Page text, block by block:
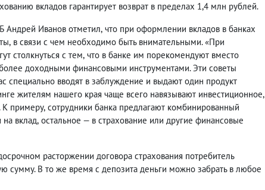
вкладов гарантирует возврат в пределах 1,4 млн рублей.
Андрей Иванов отметил, что при оформлении вкладов в банках
, в связи с чем необходимо быть внимательными. «При
столкнуться с тем, что в банке им порекомендуют вместо
доходными финансовыми инструментами. Эти советы
специально вводят в заблуждение и выдают один продукт
жителям нашего края чаще всего навязывают инвестиционное,
К примеру, сотрудники банка предлагают комбинированный
на вклад, остальное — в страхование или другие финансовые
расторжении договора страхования потребитель
сумму. В то же время с депозита деньги можно забрать в любое